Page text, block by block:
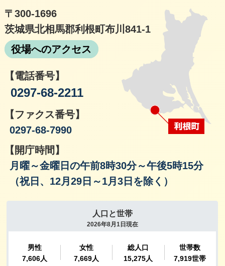
〒300-1696
茨城県北相馬郡利根町布川841-1
役場へのアクセス
【電話番号】
0297-68-2211
【ファクス番号】
0297-68-7990
【開庁時間】
月曜～金曜日の午前8時30分～午後5時15分
（祝日、12月29日～1月3日を除く）